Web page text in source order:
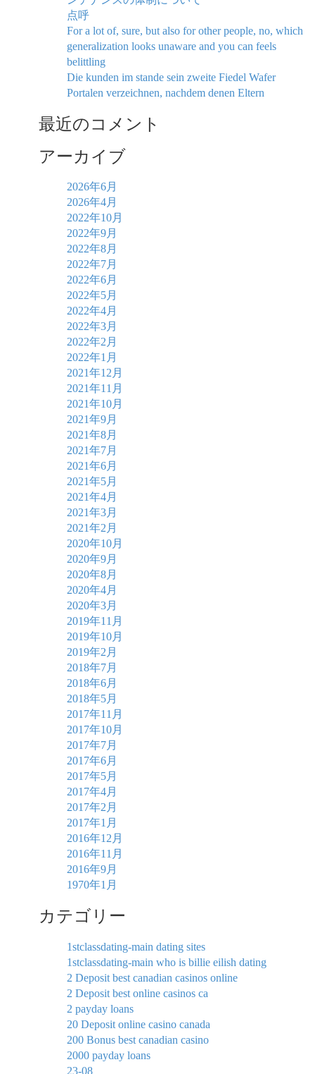
点呼
For a lot of, sure, but also for other people, no, which
generalization looks unaware and you can feels
belittling
Die kunden im stande sein zweite Fiedel Wafer
Portalen verzeichnen, nachdem denen Eltern
最近のコメント
アーカイブ
2026年6月
2026年4月
2022年10月
2022年9月
2022年8月
2022年7月
2022年6月
2022年5月
2022年4月
2022年3月
2022年2月
2022年1月
2021年12月
2021年11月
2021年10月
2021年9月
2021年8月
2021年7月
2021年6月
2021年5月
2021年4月
2021年3月
2021年2月
2020年10月
2020年9月
2020年8月
2020年4月
2020年3月
2019年11月
2019年10月
2019年2月
2018年7月
2018年6月
2018年5月
2017年11月
2017年10月
2017年7月
2017年6月
2017年5月
2017年4月
2017年2月
2017年1月
2016年12月
2016年11月
2016年9月
1970年1月
カテゴリー
1stclassdating-main dating sites
1stclassdating-main who is billie eilish dating
2 Deposit best canadian casinos online
2 Deposit best online casinos ca
2 payday loans
20 Deposit online casino canada
200 Bonus best canadian casino
2000 payday loans
23-08